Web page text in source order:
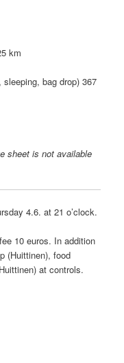
km
bag drop) 367
sheet is not available
4.6. at 21 o’clock.
10 euros. In addition
(Huittinen), food
at controls.